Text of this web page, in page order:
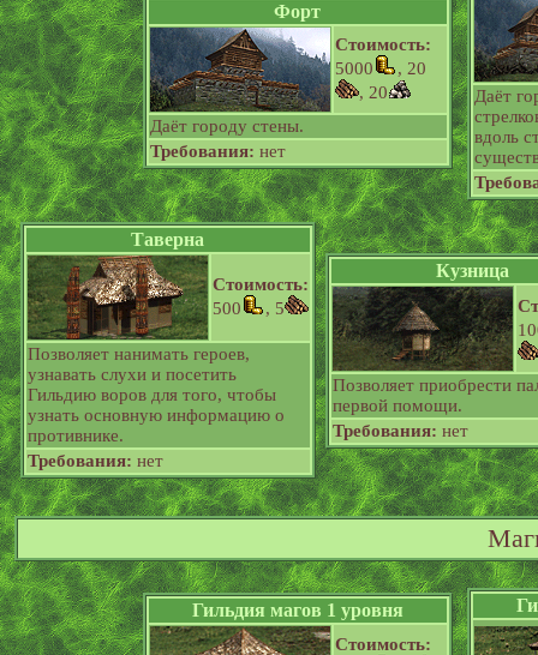
Форт
Стоимость:
5000
, 20
, 20
Даёт городу стены.
Требования: нет
Даёт
вдоль
Таверна
Стоимость:
500
, 5
Позволяет нанимать героев,
узнавать слухи и посетить
Гильдию воров для того, чтобы
узнать основную информацию о
противнике.
Требования: нет
Кузница
Позволяет приобрести
первой помощи.
Требования: нет
Гильдия магов 1 уровня
Стоимость: